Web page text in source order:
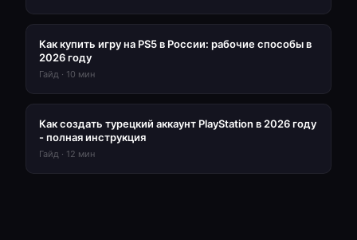
Как купить игру на PS5 в России: рабочие способы в
2026 году
Гайд · 10 мин
Как создать турецкий аккаунт PlayStation в 2026 году
- полная инструкция
Гайд · 12 мин